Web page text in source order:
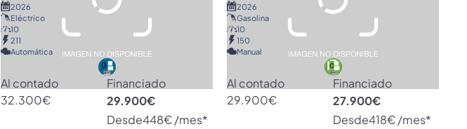
2026
Eléctrico
10
211
Automática
Al contado
32.300€
Financiado
29.900€
Desde448€ /mes*
2026
Gasolina
10
150
Manual
Al contado
29.900€
Financiado
27.900€
Desde418€ /mes*